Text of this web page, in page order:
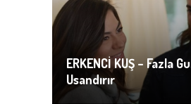
ERKENCİ KUŞ – Fazla
Usandırır